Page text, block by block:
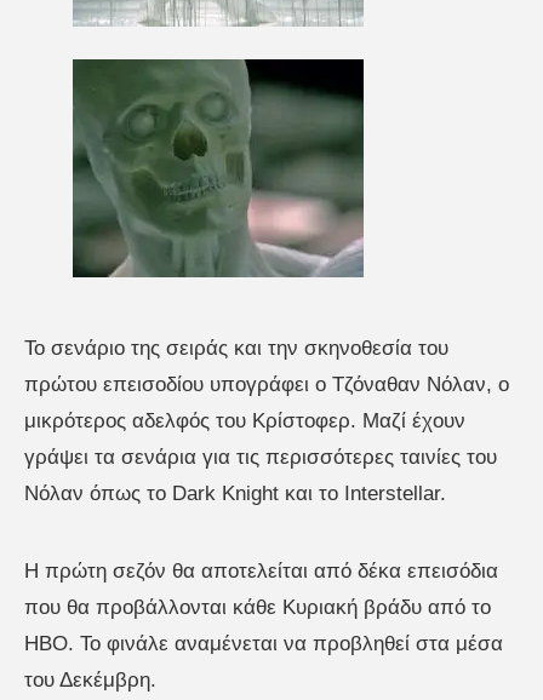
To σενάριο της σειράς και την σκηνοθεσία του
πρώτου επεισοδίου υπογράφει ο Τζόναθαν Νόλαν, ο
μικρότερος αδελφός του Κρίστοφερ. Μαζί έχουν
γράψει τα σενάρια για τις περισσότερες ταινίες του
Νόλαν όπως το Dark Knight και το Interstellar.
H πρώτη σεζόν θα αποτελείται από δέκα επεισόδια
που θα προβάλλονται κάθε Κυριακή βράδυ από το
HBO. Το φινάλε αναμένεται να προβληθεί στα μέσα
του Δεκέμβρη.